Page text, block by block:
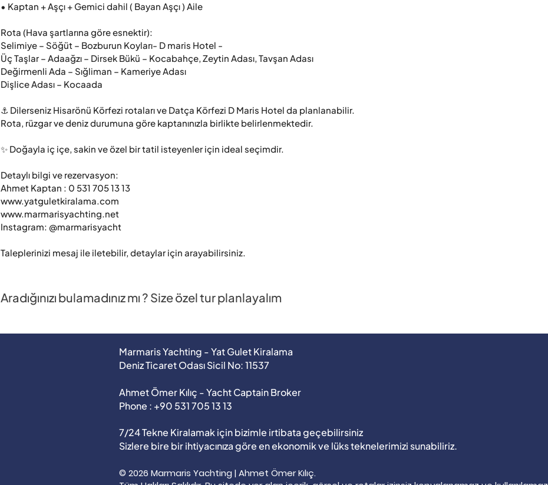
• Kaptan + Aşçı + Gemici dahil ( Bayan Aşçı ) Aile
Rota (Hava şartlarına göre esnektir):
Selimiye – Söğüt – Bozburun Koyları- D maris Hotel -
Üç Taşlar – Adaağzı – Dirsek Bükü – Kocabahçe, Zeytin Adası, Tavşan Adası
Değirmenli Ada – Sığliman – Kameriye Adası
Dişlice Adası – Kocaada
⚓ Dilerseniz Hisarönü Körfezi rotaları ve Datça Körfezi D Maris Hotel da planlanabilir.
Rota, rüzgar ve deniz durumuna göre kaptanınızla birlikte belirlenmektedir.
✨ Doğayla iç içe, sakin ve özel bir tatil isteyenler için ideal seçimdir.
Detaylı bilgi ve rezervasyon:
Ahmet Kaptan : 0 531 705 13 13
www.yatguletkiralama.com
www.marmarisyachting.net
Instagram: @marmarisyacht
Taleplerinizi mesaj ile iletebilir, detaylar için arayabilirsiniz.
Aradığınızı bulamadınız mı ? Size özel tur planlayalım
Marmaris Yachting - Yat Gulet Kiralama
Deniz Ticaret Odası Sicil No: 11537
Ahmet Ömer Kılıç - Yacht Captain Broker
Phone : +90 531 705 13 13
7/24 Tekne Kiralamak için bizimle irtibata geçebilirsiniz
Sizlere bire bir ihtiyacınıza göre en ekonomik ve lüks teknelerimizi sunabiliriz.
© 2026 Marmaris Yachting | Ahmet Ömer Kılıç.